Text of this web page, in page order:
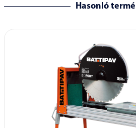
Hasonló